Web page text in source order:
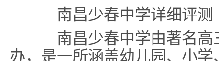
南昌少春中学详细评测
南昌少春中学由著名高
办，是一所涵盖幼儿园、小